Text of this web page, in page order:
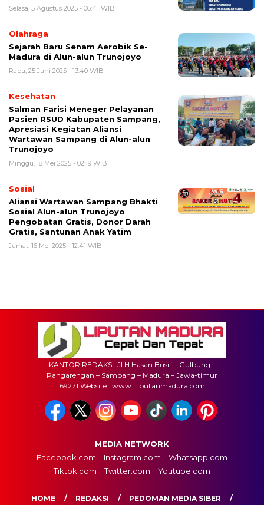
Selasa, 5 Agustus 2025 - 06:41 WIB
Olahraga
Sejarah Baru Senam Aerobik Se-
Madura di Alun-alun Trunojoyo
Rabu, 25 Juni 2025 - 13:40 WIB
Kesehatan
Salman Farisi Meneger Pelayanan
Pasien RSUD Kabupaten Sampang,
Apresiasi Kegiatan Aliansi
Wartawan Sampang di Alun-alun
Trunojoyo
Minggu, 18 Mei 2025 - 02:19 WIB
Sosial
Aliansi Wartawan Sampang Bhakti
Sosial Alun-alun Trunojoyo
Pengobatan Gratis, Donor Darah
Gratis, Santunan Anak Yatim
Jumat, 16 Mei 2025 - 12:41 WIB
KANTOR REDAKSI: Jl H.Hasan Busri – Gulbung –
Pangarengan – Sampang – Madura – Jawa-timur
69271 Website : www.Liputanmadura.com
MEDIA NETWORK
Facebook.com
Instagram.com
Whatsapp.com
Tiktok.com
Twitter.com Youtube.com
HOME REDAKSI PEDOMAN MEDIA SIBER